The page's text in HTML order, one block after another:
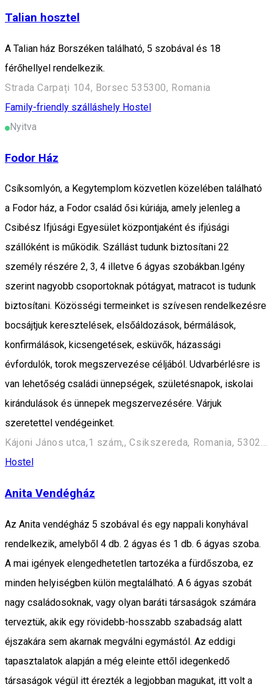
Talian hosztel
A Talian ház Borszéken található, 5 szobával és 18
férőhellyel rendelkezik.
Strada Carpați 104, Borsec 535300, Romania
Family-friendly szálláshely Hostel
Nyitva
Fodor Ház
Csíksomlyón, a Kegytemplom közvetlen közelében található
a Fodor ház, a Fodor család ősi kúriája, amely jelenleg a
Csibész Ifjúsági Egyesület központjaként és ifjúsági
szállóként is működik. Szállást tudunk biztosítani 22
személy részére 2, 3, 4 illetve 6 ágyas szobákban.Igény
szerint nagyobb csoportoknak pótágyat, matracot is tudunk
biztosítani. Közösségi termeinket is szívesen rendelkezésre
bocsájtjuk keresztelések, elsőáldozások, bérmálások,
konfirmálások, kicsengetések, esküvők, házassági
évfordulók, torok megszervezése céljából. Udvarbérlésre is
van lehetőség családi ünnepségek, születésnapok, iskolai
kirándulások és ünnepek megszervezésére. Várjuk
szeretettel vendégeinket.
Kájoni János utca,1 szám,, Csikszereda, Romania, 530204
Hostel
Anita Vendégház
Az Anita vendégház 5 szobával és egy nappali konyhával
rendelkezik, amelyből 4 db. 2 ágyas és 1 db. 6 ágyas szoba.
A mai igények elengedhetetlen tartozéka a fürdőszoba, ez
minden helyiségben külön megtalálható. A 6 ágyas szobát
nagy családosoknak, vagy olyan baráti társaságok számára
terveztük, akik egy rövidebb-hosszabb szabadság alatt
éjszakára sem akarnak megválni egymástól. Az eddigi
tapasztalatok alapján a még eleinte ettől idegenkedő
társaságok végül itt érezték a legjobban magukat, itt volt a